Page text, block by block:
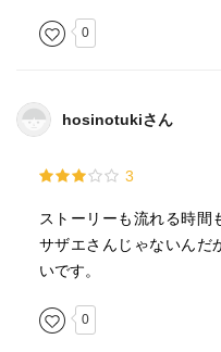
0
hosinotukiさん
3
ストーリーも流れる時間
サザエさんじゃないんだ
いです。
0